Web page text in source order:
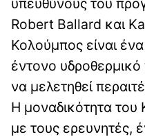
Robert Ballard και
Κολούμπος είναι
έντονο υδροθερμικό
να μελετηθεί
Η μοναδικότητα
με τους ερευνητές,